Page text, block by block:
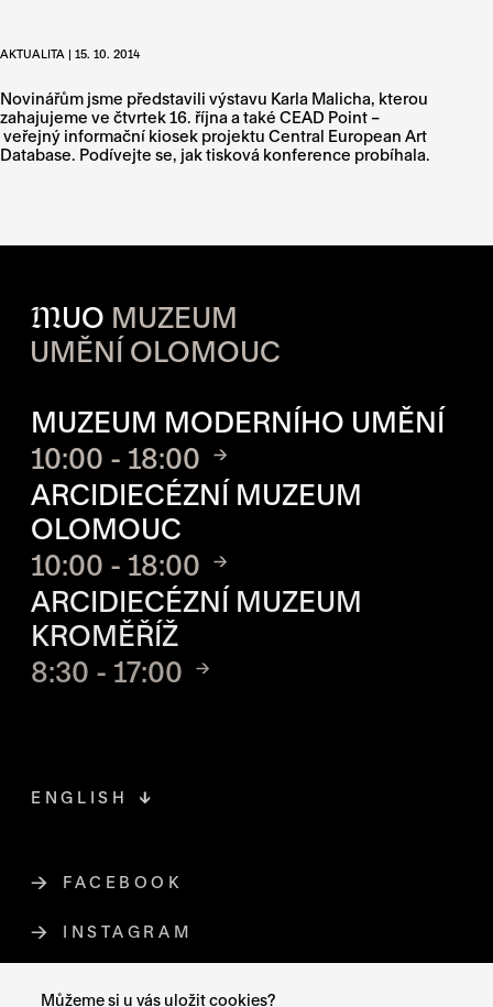
Můžeme si u vás uložit cookies?
AKTUALITA | 15. 10. 2014
Novinářům jsme představili výstavu Karla Malicha, kterou
zahajujeme ve čtvrtek 16. října a také CEAD Point –
veřejný informační kiosek projektu Central European Art
Database. Podívejte se, jak tisková konference probíhala.
MUO MUZEUM
UMĚNÍ OLOMOUC
MUZEUM MODERNÍHO UMĚNÍ
10:00 - 18:00
ARCIDIECÉZNÍ MUZEUM
OLOMOUC
10:00 - 18:00
ARCIDIECÉZNÍ MUZEUM
KROMĚŘÍŽ
8:30 - 17:00
FACEBOOKODKAZ SE OTEVŘE NA NOVÉ
INSTAGRAMODKAZ SE OTEVŘE NA NOVÉ
ENGLISH